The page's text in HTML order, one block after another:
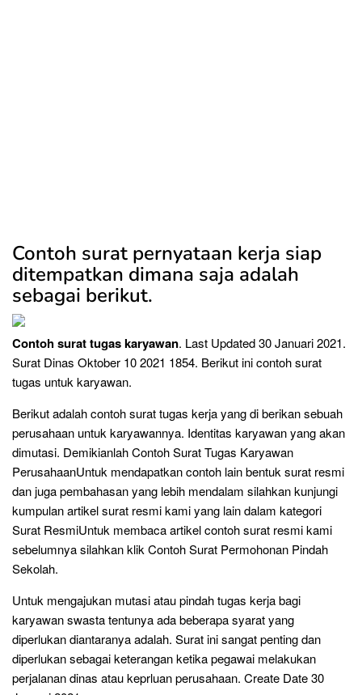
Contoh surat pernyataan kerja siap
ditempatkan dimana saja adalah
sebagai berikut.
Contoh surat tugas karyawan. Last Updated 30 Januari 2021.
Surat Dinas Oktober 10 2021 1854. Berikut ini contoh surat
tugas untuk karyawan.
Berikut adalah contoh surat tugas kerja yang di berikan sebuah
perusahaan untuk karyawannya. Identitas karyawan yang akan
dimutasi. Demikianlah Contoh Surat Tugas Karyawan
PerusahaanUntuk mendapatkan contoh lain bentuk surat resmi
dan juga pembahasan yang lebih mendalam silahkan kunjungi
kumpulan artikel surat resmi kami yang lain dalam kategori
Surat ResmiUntuk membaca artikel contoh surat resmi kami
sebelumnya silahkan klik Contoh Surat Permohonan Pindah
Sekolah.
Untuk mengajukan mutasi atau pindah tugas kerja bagi
karyawan swasta tentunya ada beberapa syarat yang
diperlukan diantaranya adalah. Surat ini sangat penting dan
diperlukan sebagai keterangan ketika pegawai melakukan
perjalanan dinas atau keprluan perusahaan. Create Date 30